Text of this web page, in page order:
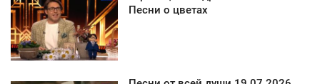
Песни о цветах